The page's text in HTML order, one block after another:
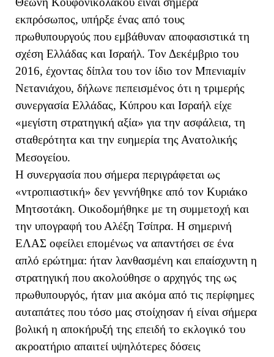
εκπρόσωπος, υπήρξε ένας από τους
πρωθυπουργούς που εμβάθυναν αποφασιστικά τη
σχέση Ελλάδας και Ισραήλ. Τον Δεκέμβριο του
2016, έχοντας δίπλα του τον ίδιο τον Μπενιαμίν
Νετανιάχου, δήλωνε πεπεισμένος ότι η τριμερής
συνεργασία Ελλάδας, Κύπρου και Ισραήλ είχε
«μεγίστη στρατηγική αξία» για την ασφάλεια, τη
σταθερότητα και την ευημερία της Ανατολικής
Μεσογείου.
Η συνεργασία που σήμερα περιγράφεται ως
«ντροπιαστική» δεν γεννήθηκε από τον Κυριάκο
Μητσοτάκη. Οικοδομήθηκε με τη συμμετοχή και
την υπογραφή του Αλέξη Τσίπρα. Η σημερινή
ΕΛΑΣ οφείλει επομένως να απαντήσει σε ένα
απλό ερώτημα: ήταν λανθασμένη και επαίσχυντη η
στρατηγική που ακολούθησε ο αρχηγός της ως
πρωθυπουργός, ήταν μια ακόμα από τις περίφημες
αυταπάτες που τόσο μας στοίχησαν ή είναι σήμερα
βολική η αποκήρυξή της επειδή το εκλογικό του
ακροατήριο απαιτεί υψηλότερες δόσεις